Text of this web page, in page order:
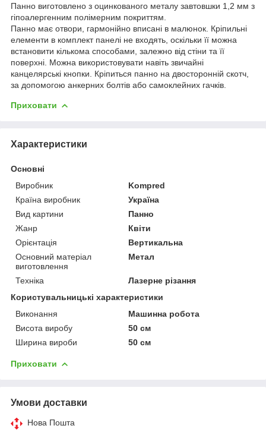
Панно виготовлено з оцинкованого металу завтовшки 1,2 мм з
гіпоалергенним полімерним покриттям.
Панно має отвори, гармонійно вписані в малюнок. Кріпильні
елементи в комплект панелі не входять, оскільки її можна
встановити кількома способами, залежно від стіни та її
поверхні. Можна використовувати навіть звичайні
канцелярські кнопки. Кріпиться панно на двосторонній скотч,
за допомогою анкерних болтів або самоклейних гачків.
Приховати
Характеристики
Основні
Виробник
Kompred
Країна виробник
Україна
Вид картини
Панно
Жанр
Квіти
Орієнтація
Вертикальна
Основний матеріал
виготовлення
Метал
Техніка
Лазерне різання
Користувальницькі характеристики
Виконання
Машинна робота
Висота виробу
50 см
Ширина вироби
50 см
Приховати
Умови доставки
Нова Пошта